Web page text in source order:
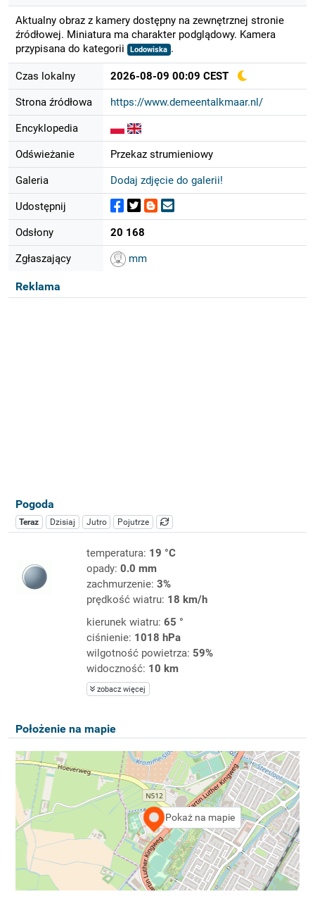
Aktualny obraz z kamery dostępny na zewnętrznej stronie
źródłowej. Miniatura ma charakter podglądowy. Kamera
przypisana do kategorii
Lodowiska .
Czas lokalny 2026-08-09 00:09 CEST
Strona źródłowa https://www.demeentalkmaar.nl/
Encyklopedia
Odświeżanie Przekaz strumieniowy
Galeria Dodaj zdjęcie do galerii!
Udostępnij
Odsłony 20 168
Zgłaszający mm
Reklama
Pogoda
Teraz Dzisiaj Jutro Pojutrze
temperatura: 19 °C
opady: 0.0 mm
zachmurzenie: 3%
prędkość wiatru: 18 km/h
kierunek wiatru: 65 °
ciśnienie: 1018 hPa
wilgotność powietrza: 59%
widoczność: 10 km
zobacz więcej
Położenie na mapie
Pokaż na mapie